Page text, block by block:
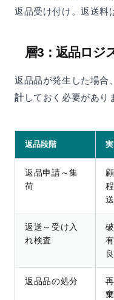
返品受け付け。返送料
層3：返品ロジ
返品品が発生した場合
計しておく必要があり
返品段階
返品申請～集
荷
返送～受け入
れ検査
返品品の処分